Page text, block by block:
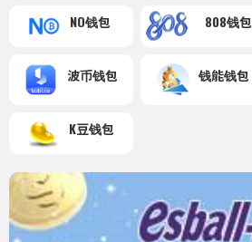
NO钱包 808钱包
波币钱包 钱能钱包
K豆钱包